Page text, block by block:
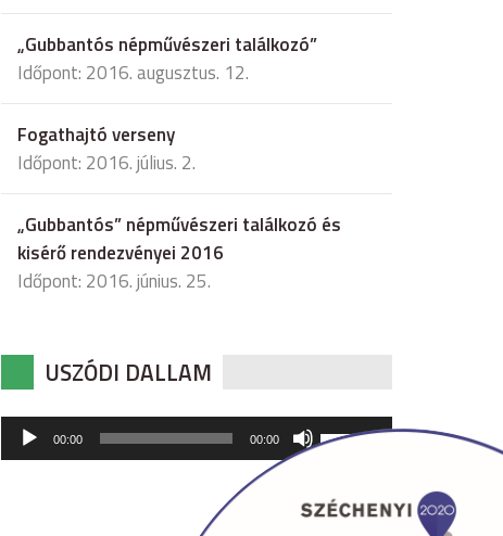
„Gubbantós népművészeri találkozó”
Időpont: 2016. augusztus. 12.
Fogathajtó verseny
Időpont: 2016. július. 2.
„Gubbantós” népművészeri találkozó és
kisérő rendezvényei 2016
Időpont: 2016. június. 25.
USZÓDI DALLAM
Audió
lejátszó
00:00 00:00
hangerő
csökkentéséhez